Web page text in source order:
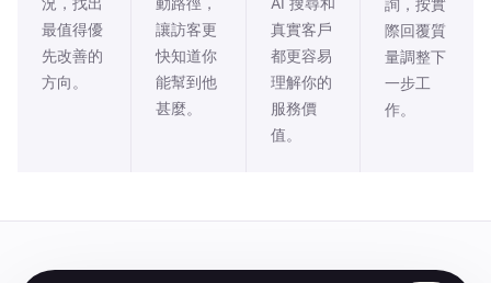
最值得優
先改善的
方向。
讓訪客更
快知道你
能幫到他
甚麼。
真實客戶
都更容易
理解你的
服務價
值。
詢，按實
際回覆質
量調整下
一步工
作。